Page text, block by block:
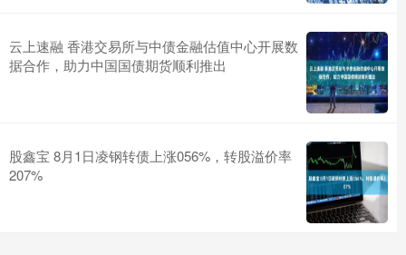
云上速融 香港交易所与中债金融估值中心开展数
据合作，助力中国国债期货顺利推出
股鑫宝 8月1日凌钢转债上涨056%，转股溢价率
207%